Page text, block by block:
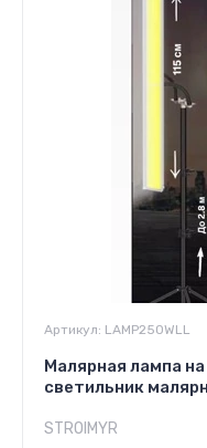
Артикул: LAMP250WLL
Малярная лампа
светильник
STROIMYR